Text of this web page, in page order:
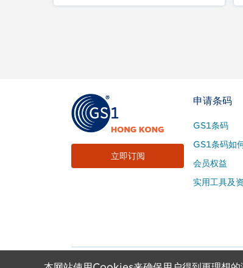
立即订阅
Site
申请条码
GS1条码
GS1条码如
会员权益
实用工具及